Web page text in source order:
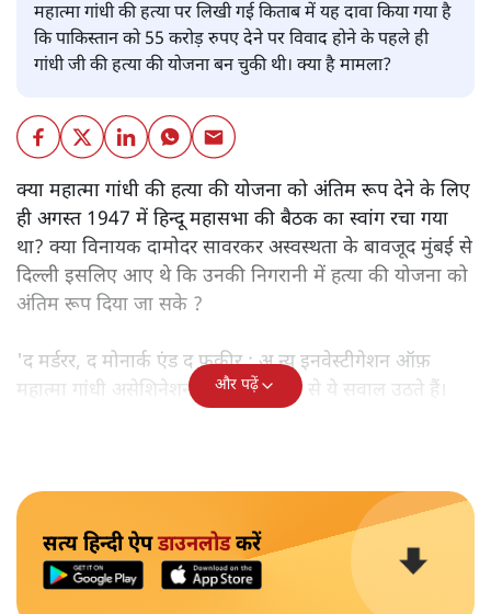
महात्मा गांधी की हत्या पर लिखी गई किताब में यह दावा किया गया है
कि पाकिस्तान को 55 करोड़ रुपए देने पर विवाद होने के पहले ही
गांधी जी की हत्या की योजना बन चुकी थी। क्या है मामला?
क्या महात्मा गांधी की हत्या की योजना को अंतिम रूप देने के लिए
ही अगस्त 1947 में हिन्दू महासभा की बैठक का स्वांग रचा गया
था? क्या विनायक दामोदर सावरकर अस्वस्थता के बावजूद मुंबई से
दिल्ली इसलिए आए थे कि उनकी निगरानी में हत्या की योजना को
अंतिम रूप दिया जा सके ?
'द मर्डरर, द मोनार्क एंड द फ़कीर : अ न्यू इनवेस्टीगेशन ऑफ़
महात्मा गांधी असेशिनेशन' नामक किताब से ये सवाल उठते हैं।
और पढ़ें
सत्य हिन्दी ऐपडाउनलोडकरें